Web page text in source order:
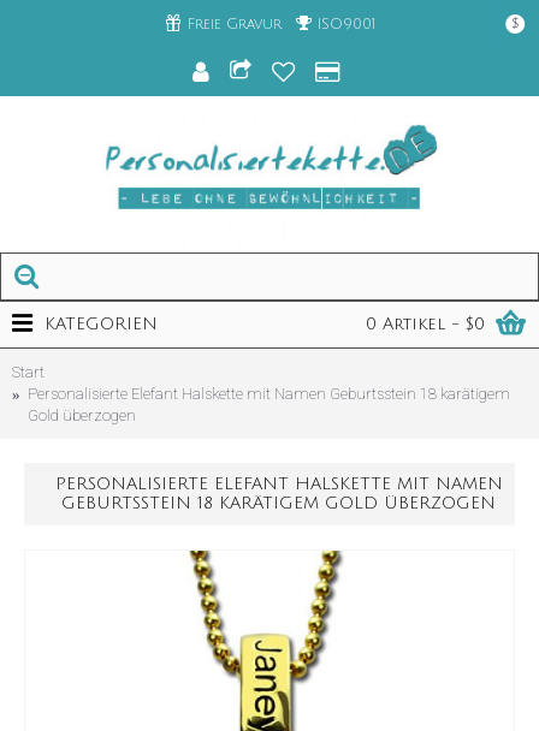
Freie Gravur ISO9001 $
0 Artikel - $0
KATEGORIEN
Start
Personalisierte Elefant Halskette mit Namen Geburtsstein 18 karätigem
Gold überzogen
PERSONALISIERTE ELEFANT HALSKETTE MIT NAMEN
GEBURTSSTEIN 18 KARÄTIGEM GOLD ÜBERZOGEN